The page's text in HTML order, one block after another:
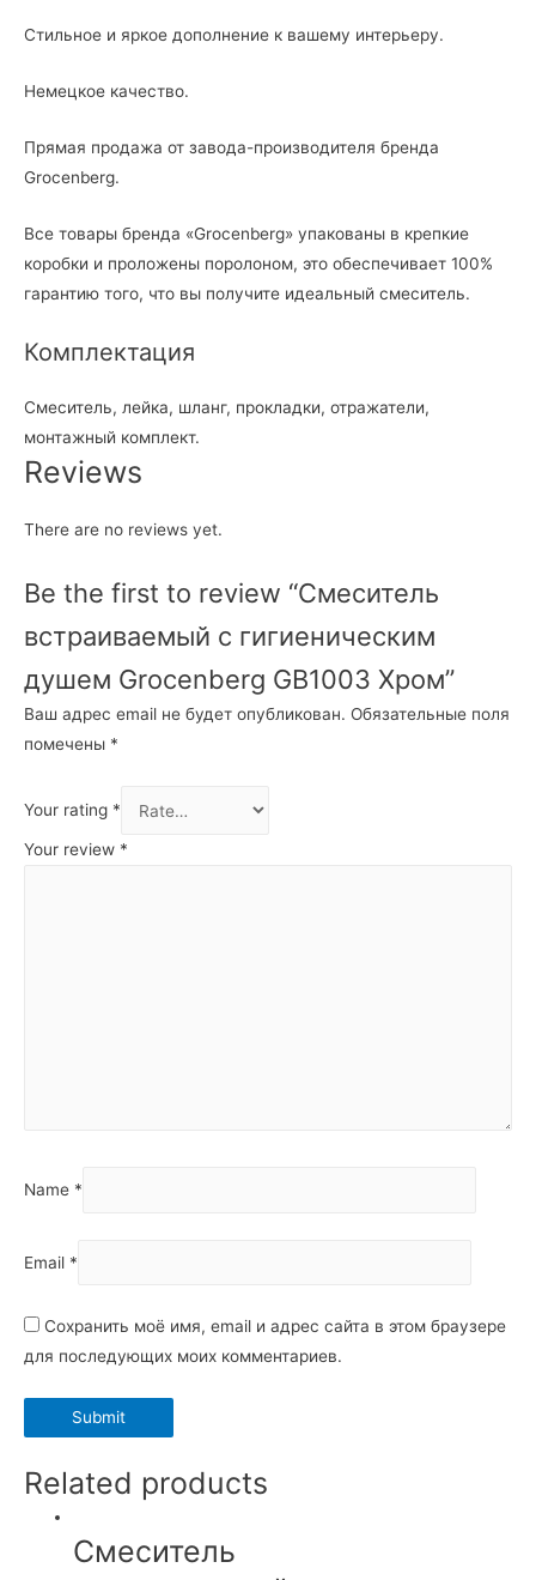
Стильное и яркое дополнение к вашему интерьеру.
Немецкое качество.
Прямая продажа от завода-производителя бренда
Grocenberg.
Все товары бренда «Grocenberg» упакованы в крепкие
коробки и проложены поролоном, это обеспечивает 100%
гарантию того, что вы получите идеальный смеситель.
Комплектация
Смеситель, лейка, шланг, прокладки, отражатели,
монтажный комплект.
Reviews
There are no reviews yet.
Be the first to review “Смеситель
встраиваемый с гигиеническим
душем Grocenberg GB1003 Хром”
Ваш адрес email не будет опубликован. Обязательные поля
помечены *
Your rating *
Your review *
Name *
Email *
Сохранить моё имя, email и адрес сайта в этом браузере
для последующих моих комментариев.
Related products
Смеситель